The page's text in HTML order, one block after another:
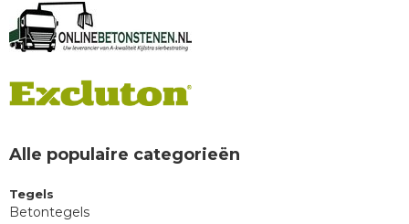
Alle populaire categorieën
Tegels
Betontegels